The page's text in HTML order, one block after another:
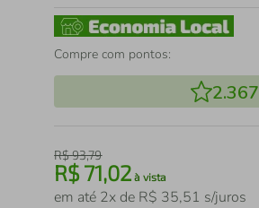
Compre com pontos:
2.367
R$93,79
R$71,02 à vista
em até 2x de R$ 35,51 s/juros